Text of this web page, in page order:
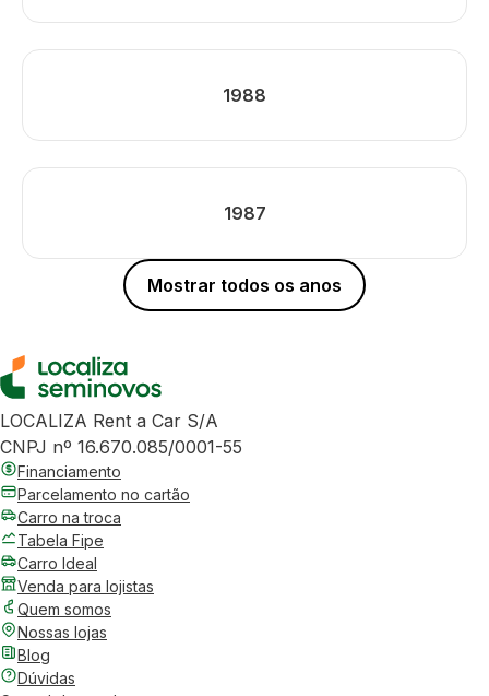
1988
1987
Mostrar todos os anos
LOCALIZA Rent a Car S/A
CNPJ nº 16.670.085/0001-55
Financiamento
Parcelamento no cartão
Carro na troca
Tabela Fipe
Carro Ideal
Venda para lojistas
Quem somos
Nossas lojas
Blog
Dúvidas